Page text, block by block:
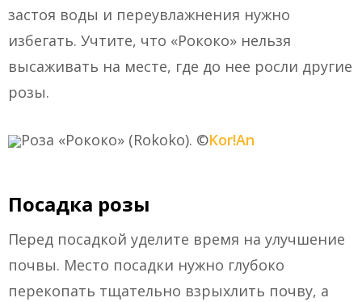
застоя воды и переувлажнения нужно
избегать. Учтите, что «Рококо» нельзя
высаживать на месте, где до нее росли другие
розы.
Роза «Рококо» (Rokoko). ©Kor!An
Посадка розы
Перед посадкой уделите время на улучшение
почвы. Место посадки нужно глубоко
перекопать тщательно взрыхлить почву, а